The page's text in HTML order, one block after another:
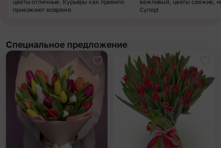
цветы отличные. Курьеры как правило
приезжают вовремя.
вежливый, цветы свежие,
Супер!
Специальное предложение
Добавить в избранное